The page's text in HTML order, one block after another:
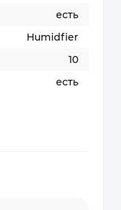
есть
Humidfier
10
есть